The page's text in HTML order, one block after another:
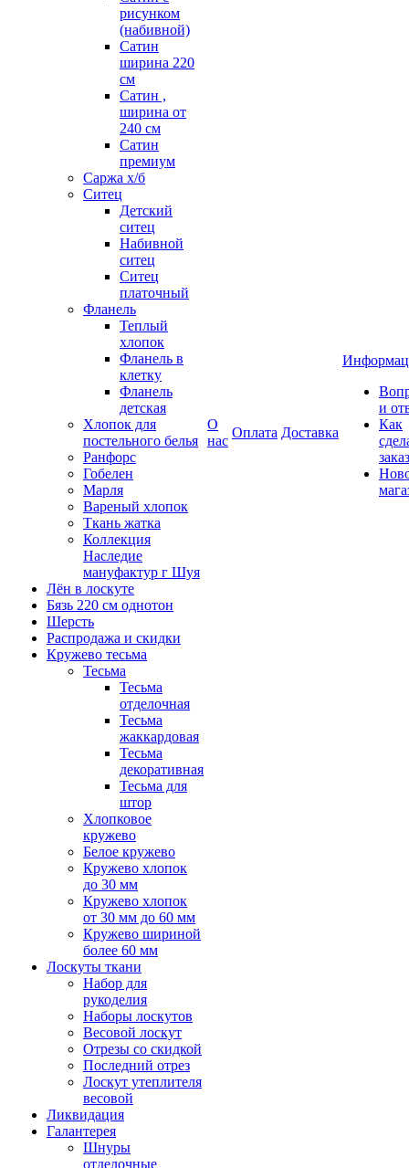
рисунком
(набивной)
Сатин
ширина 220
см
Сатин ,
ширина от
240 см
Сатин
премиум
Саржа х/б
Ситец
Детский
ситец
Набивной
ситец
Ситец
платочный
Фланель
Теплый
хлопок
Фланель в
клетку
Фланель
детская
Хлопок для
постельного белья
Ранфорс
Гобелен
Марля
Вареный хлопок
Ткань жатка
Коллекция
Наследие
мануфактур г Шуя
Лён в лоскуте
Бязь 220 см однотон
Шерсть
Распродажа и скидки
Кружево тесьма
Тесьма
Тесьма
отделочная
Тесьма
жаккардовая
Тесьма
декоративная
Тесьма для
штор
Хлопковое
кружево
Белое кружево
Кружево хлопок
до 30 мм
Кружево хлопок
от 30 мм до 60 мм
Кружево шириной
более 60 мм
Лоскуты ткани
Набор для
рукоделия
Наборы лоскутов
Весовой лоскут
Отрезы со скидкой
Последний отрез
Лоскут утеплителя
весовой
Ликвидация
Галантерея
Шнуры
отделочные
О
нас
Оплата Доставка
и
Как
заказ